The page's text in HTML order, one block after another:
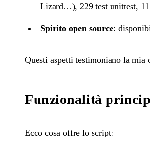
Lizard…), 229 test unittest, 11
Spirito open source:
Questi aspetti testimoniano la
Funzionalità
Ecco cosa offre lo script: